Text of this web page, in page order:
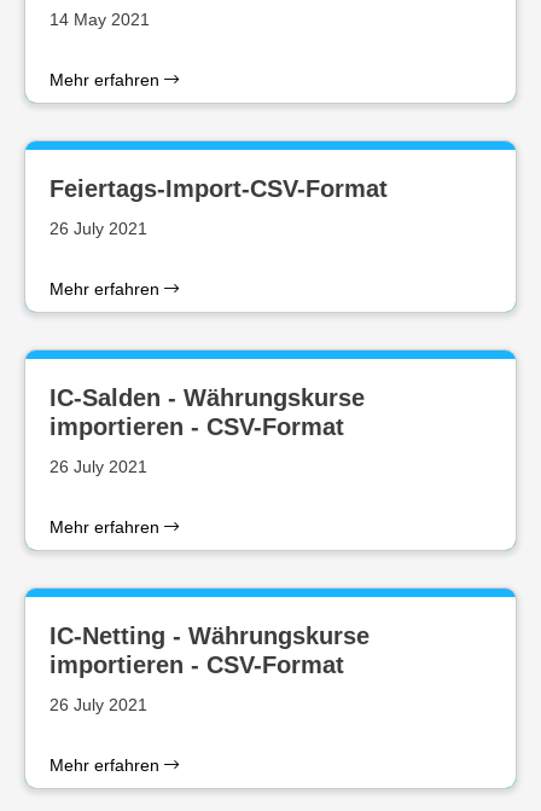
14 May 2021
Mehr erfahren
Feiertags-Import-CSV-Format
26 July 2021
Mehr erfahren
IC-Salden - Währungskurse
importieren - CSV-Format
26 July 2021
Mehr erfahren
IC-Netting - Währungskurse
importieren - CSV-Format
26 July 2021
Mehr erfahren